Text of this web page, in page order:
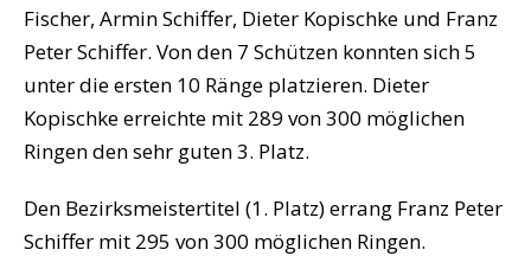
Fischer, Armin Schiffer, Dieter Kopischke und Franz
Peter Schiffer. Von den 7 Schützen konnten sich 5
unter die ersten 10 Ränge platzieren. Dieter
Kopischke erreichte mit 289 von 300 möglichen
Ringen den sehr guten 3. Platz.
Den Bezirksmeistertitel (1. Platz) errang Franz Peter
Schiffer mit 295 von 300 möglichen Ringen.